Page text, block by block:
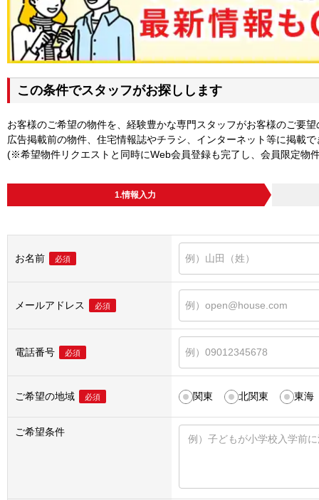
この条件でスタッフがお探しします
お客様のご希望の物件を、経験豊かな専門スタッフがお客様のご要望
広告掲載前の物件、住宅情報誌やチラシ、インターネット等に掲載
(※希望物件リクエストと同時にWeb会員登録も完了し、会員限定物
1.情報入力
お名前 必須
メールアドレス 必須
電話番号 必須
ご希望の地域 必須 関東 北関東 東海
ご希望条件